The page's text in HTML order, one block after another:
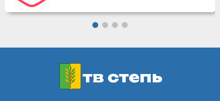
тв степь